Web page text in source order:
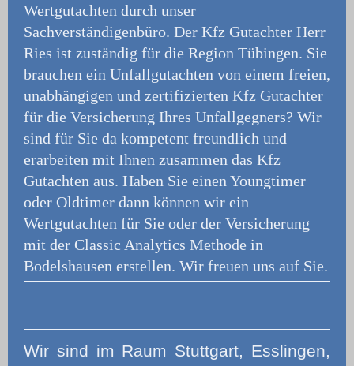
Wertgutachten durch unser
Sachverständigenbüro. Der Kfz Gutachter Herr
Ries ist zuständig für die Region Tübingen. Sie
brauchen ein Unfallgutachten von einem freien,
unabhängigen und zertifizierten Kfz Gutachter
für die Versicherung Ihres Unfallgegners? Wir
sind für Sie da kompetent freundlich und
erarbeiten mit Ihnen zusammen das Kfz
Gutachten aus. Haben Sie einen Youngtimer
oder Oldtimer dann können wir ein
Wertgutachten für Sie oder der Versicherung
mit der Classic Analytics Methode in
Bodelshausen erstellen. Wir freuen uns auf Sie.
Wir sind im Raum Stuttgart, Esslingen,